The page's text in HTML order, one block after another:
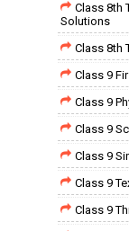
Class 8th
Solutions
Class 8th
Class 9
Class 9
Class 9
Class 9
Class 9
Class 9